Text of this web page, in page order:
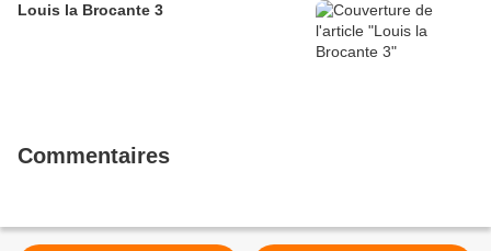
Louis la Brocante 3
Commentaires